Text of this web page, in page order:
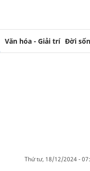
Văn hóa - Giải trí Đời
thứ tư, 18/12/2024 -